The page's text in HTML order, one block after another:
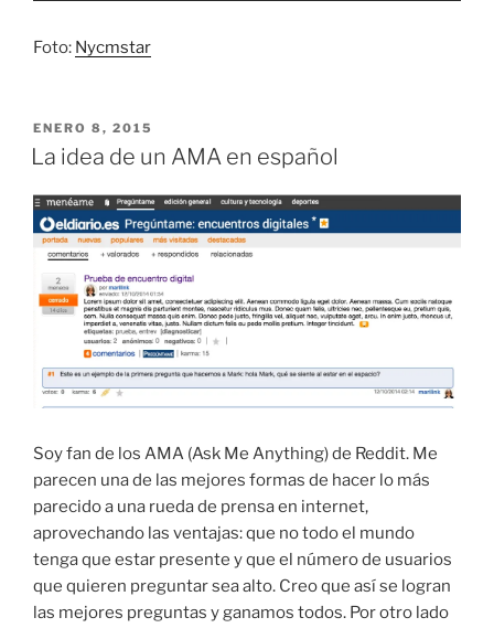
Foto: Nycmstar
PUBLICADO
EL
ENERO 8, 2015
La idea de un AMA en español
Soy fan de los AMA (Ask Me Anything) de Reddit. Me
parecen una de las mejores formas de hacer lo más
parecido a una rueda de prensa en internet,
aprovechando las ventajas: que no todo el mundo
tenga que estar presente y que el número de usuarios
que quieren preguntar sea alto. Creo que así se logran
las mejores preguntas y ganamos todos. Por otro lado